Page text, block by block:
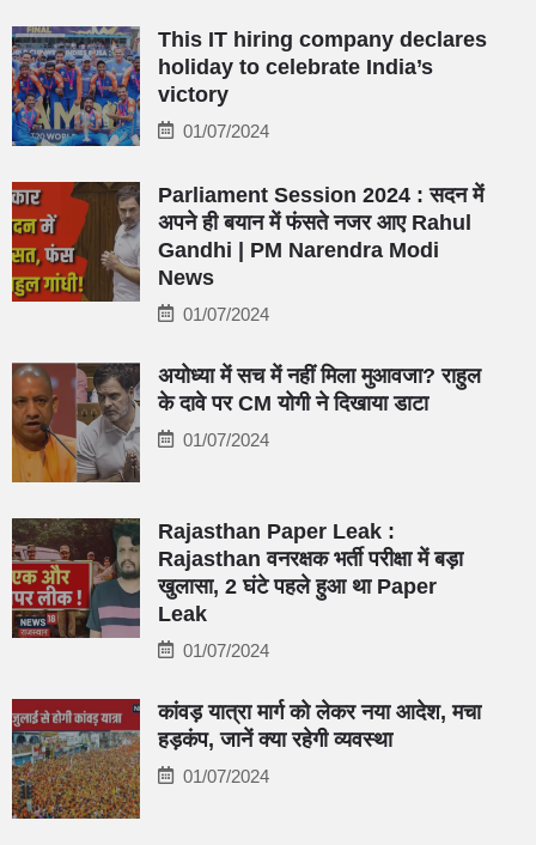
This IT hiring company declares
holiday to celebrate India’s
victory
01/07/2024
Parliament Session 2024 : सदन में
अपने ही बयान में फंसते नजर आए Rahul
Gandhi | PM Narendra Modi
News
01/07/2024
अयोध्‍या में सच में नहीं मिला मुआवजा? राहुल
के दावे पर CM योगी ने दिखाया डाटा
01/07/2024
Rajasthan Paper Leak :
Rajasthan वनरक्षक भर्ती परीक्षा में बड़ा
खुलासा, 2 घंटे पहले हुआ था Paper
Leak
01/07/2024
कांवड़ यात्रा मार्ग को लेकर नया आदेश, मचा
हड़कंप, जानें क्‍या रहेगी व्‍यवस्‍था
01/07/2024